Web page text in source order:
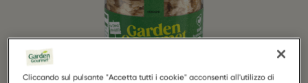
Cliccando sul pulsante "Accetta tutti i cookie" acconsenti all'utilizzo di